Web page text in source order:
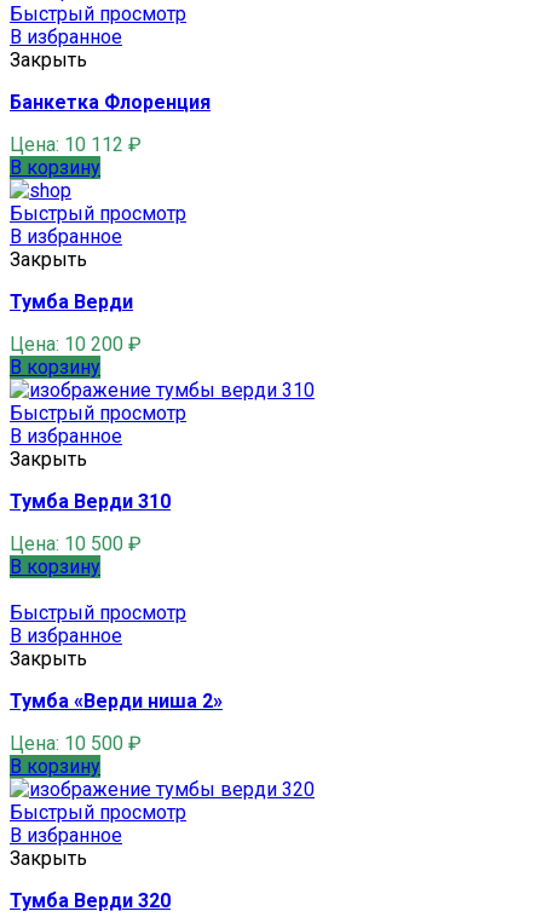
Быстрый просмотр
В избранное
Закрыть
Банкетка Флоренция
Цена: 10 112 ₽
В корзину
Быстрый просмотр
В избранное
Закрыть
Тумба Верди
Цена: 10 200 ₽
В корзину
Быстрый просмотр
В избранное
Закрыть
Тумба Верди 310
Цена: 10 500 ₽
В корзину
Быстрый просмотр
В избранное
Закрыть
Тумба «Верди ниша 2»
Цена: 10 500 ₽
В корзину
Быстрый просмотр
В избранное
Закрыть
Тумба Верди 320